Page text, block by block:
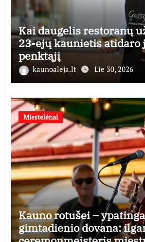
Kai daugelis restoranų
23-ejų kaunietis atidaro
penktąjį
kaunoaleja.lt Lie 30, 2026
Miestelėnai
Kauno rotušei –
gimtadienio dovana: